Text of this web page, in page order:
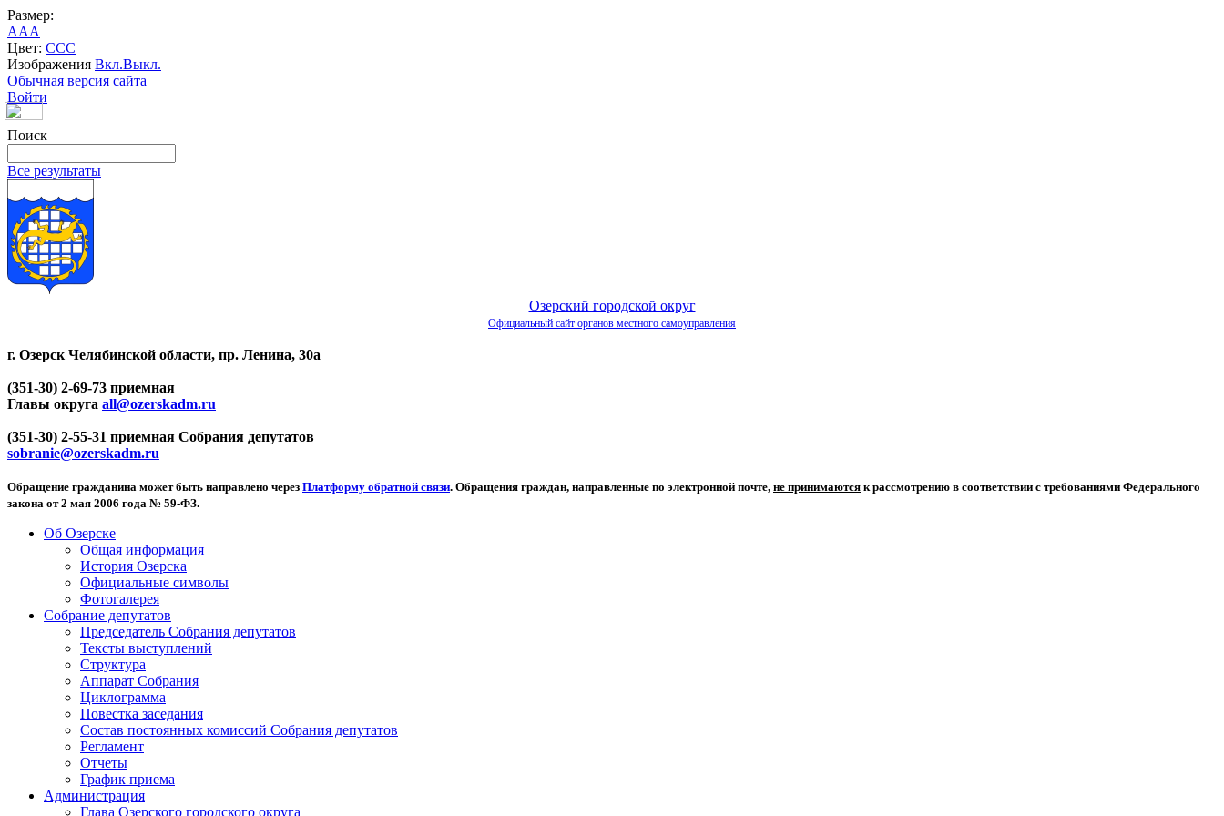
Размер:
AAA
Цвет: CCC
Изображения Вкл.Выкл.
Обычная версия сайта
Войти
Поиск
Все результаты
Озерский городской округ
Официальный сайт органов местного самоуправления
г. Озерск Челябинской области, пр. Ленина, 30а
(351-30) 2-69-73 приемная
Главы округа all@ozerskadm.ru
(351-30) 2-55-31 приемная Собрания депутатов
sobranie@ozerskadm.ru
Обращение гражданина может быть направлено через Платформу обратной связи. Обращения граждан, направленные по электронной почте, не принимаются к рассмотрению в соответствии с требованиями Федерального
закона от 2 мая 2006 года № 59-ФЗ.
Об Озерске
Общая информация
История Озерска
Официальные символы
Фотогалерея
Собрание депутатов
Председатель Собрания депутатов
Тексты выступлений
Структура
Аппарат Собрания
Циклограмма
Повестка заседания
Состав постоянных комиссий Собрания депутатов
Регламент
Отчеты
График приема
Администрация
Глава Озерского городского округа